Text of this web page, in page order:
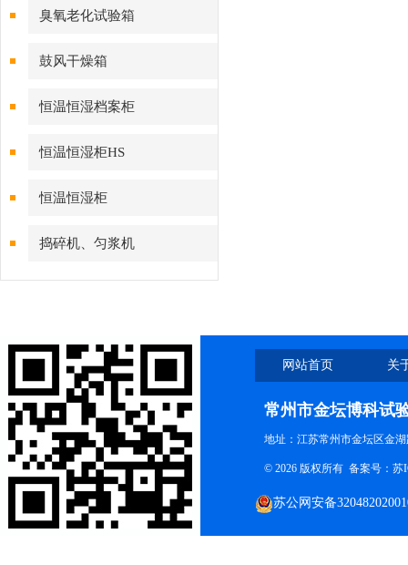
臭氧老化试验箱
鼓风干燥箱
恒温恒湿档案柜
恒温恒湿柜HS
恒温恒湿柜
捣碎机、匀浆机
网站首页 关
常州市金坛博科试
地址：江苏常州市金坛区金湖
© 2026 版权所有 备案号： 苏
苏公网安备